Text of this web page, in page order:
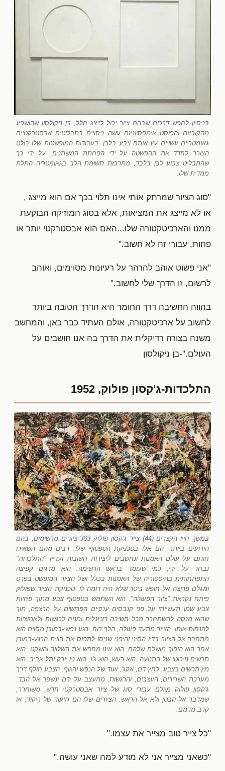
בניסיון לחפש דרכים שבהם ציור יכול לייצג חלל, בן ניקולסון שהושפע
מהקוביזם והפוסט אימפסיוניזם עשה ניסויים בתבליטים אבסטרקטיים
גאומטריים עשויים עץ אותם צבע בלבן. בעבודות המופשטות שלו בולט
הצורך לחדד את ההפשטה על ידי הפחתת המשתנים, על ידי כך
שהתבליט צבוע לבן בלבד, מתרכזת תשומת הלב בגאומטריה התלת
ממדית שלו.
"סוג הציור שמרתק אותי אינו תלוי בכך אם הוא מייצג ,
או לא מייצג את המציאות, אלא בסוג המוזיקה הבוקעת
ממנו והארכיטקטורה שלו...האם הוא אבסטרקטי יותר או
פחות, עבורי זה לא חשוב."
"אני פשוט אוהב להרהר על רעיונות מסוימים, ואוהב
לרשום, זו הדרך שלי לחשוב."
בהווה החשיבה דרך החומר היא הדרך הטובה ביותר
לחשוב על ארכיטקטורה, אולם העתיד כבר כאן, והמחשב
משנה בצורה רדיקלית את הדרך בה אנו חושבים על
העולם."-בן ניקולסון
התלכדות-ג'קסון פולוק, 1952
במשך חייו הקצרים (44) צייר ג'קסון פולוק 363 ציורים מרשימים, בהם
הידועים ביותר- הם אלו בטכניקת הטפטוף שלו. רבים מהם השאירו
חותם על עולם האמנות ונחשבים ליצירות חשובות ועדיין "התלכדות"
נבחר על ידי, כמי שעומד בראש הרשימה. הוא מדגים קפיצה
התפתחותית בהיסטוריה של האמנות בכלל ושל הציור המופשט בפרט
ומגלם פריצה אל חופש ביטוי שלא היה דומה לו. טכניקת הציור שפולוק
פיתח נקראת "ציור הפעולה". הוא השתמש בטפטוף צבע מתוך פחיות
צבע שמן תעשייתי על פני קנבסים ענקיים הפרושים על הרצפה, תוך
שהוא מנסה להשתחרר מכל חשיבה רציונלית ומניח לרגשות ולאמוציות
להנחות אותו. הציור מתעד פעולה, הלך רוח, רגע נפשי-במובן מסוים הוא
מתחבר אל הציור בדיו הסיני והיפני שניסו לתפוס את הווית הרגע-במובן
אחר הוא היפוך מושלם שלהם. הוא אינו מחפש את השלווה והשקט, הוא
תרשים נוירוטי של התנועה. הוא רעש, הוא ג'ז, הוא ניו יורק ותל אביב. הוא
מין תרשים בצבע, לחץ דם, אקג', ועוד של הנפש והגוף. הצבע חולף דרך
מערכת השרירים, העצבים, והרגשות, מתעצב על ידם ונשפך אל הבד.
ג'קסון פולוק מגלם עבורי סוג של ציור אבסטרקטי חדש, משוחרר,
שמדבר אל הבטן ולא אל הראש. הציורים שלו הם תיעוד של ריקוד, או
קרב מדמם.
"כל צייר טוב מצייר את עצמו."
"כשאני מצייר אני לא מודע למה שאני עושה."